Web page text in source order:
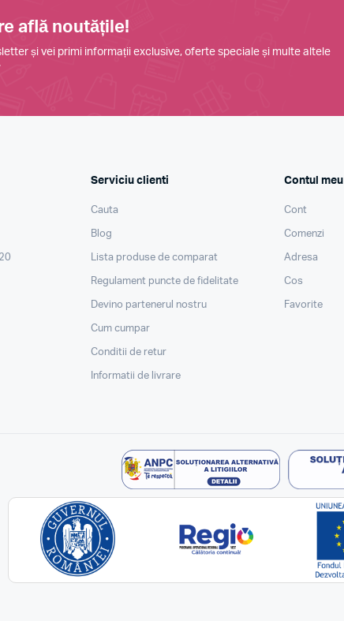
află noutățile!
și vei primi informații exclusive, oferte speciale și multe altele
Serviciu clienti
Cauta
Blog
Lista produse de comparat
Regulament puncte de fidelitate
Devino partenerul nostru
Cum cumpar
Conditii de retur
Informatii de livrare
Contul meu
Cont
Comenzi
Adresa
Cos
Favorite